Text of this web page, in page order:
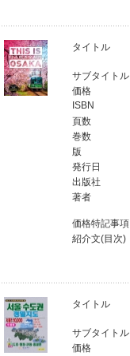
タイトル
サブタイトル
価格
ISBN
頁数
巻数
版
発行日
出版社
著者
価格特記事項
紹介文(目次)
タイトル
サブタイトル
価格